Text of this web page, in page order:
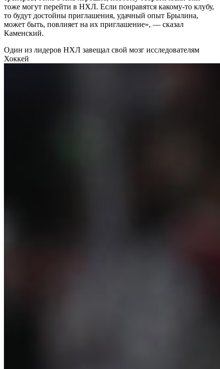
тоже могут перейти в НХЛ. Если понравятся какому-то клубу,
то будут достойны приглашения, удачный опыт Брылина,
может быть, повлияет на их приглашение», — сказал
Каменский.
Один из лидеров НХЛ завещал свой мозг исследователям
Хоккей